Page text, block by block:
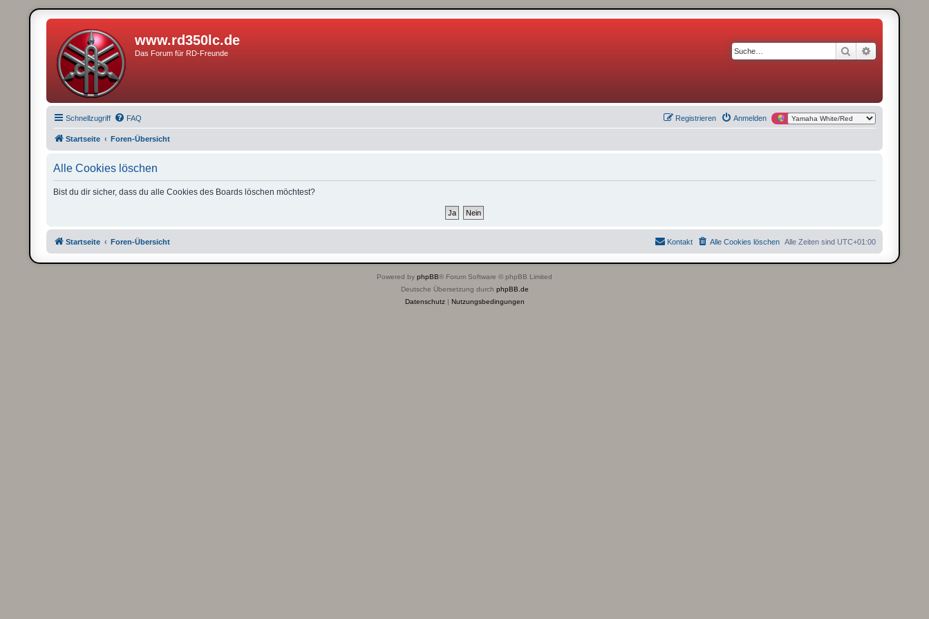
www.rd350lc.de
Das Forum für RD-Freunde Suche
Schnellzugriff FAQ Anmelden
Registrieren
Startseite Foren-Übersicht
Alle Cookies löschen
Bist du dir sicher, dass du alle Cookies des Boards löschen möchtest?
Startseite Foren-Übersicht Alle Zeiten sind UTC+01:00
Alle Cookies löschen
Kontakt
Powered by phpBB® Forum Software © phpBB Limited
Deutsche Übersetzung durch phpBB.de
Datenschutz| Nutzungsbedingungen